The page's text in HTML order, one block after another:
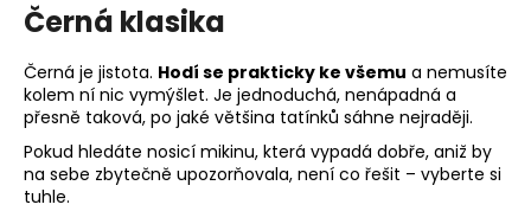
Černá klasika
Černá je jistota. Hodí se prakticky ke všemu a nemusíte
kolem ní nic vymýšlet. Je jednoduchá, nenápadná a
přesně taková, po jaké většina tatínků sáhne nejraději.
Pokud hledáte nosicí mikinu, která vypadá dobře, aniž by
na sebe zbytečně upozorňovala, není co řešit – vyberte si
tuhle.